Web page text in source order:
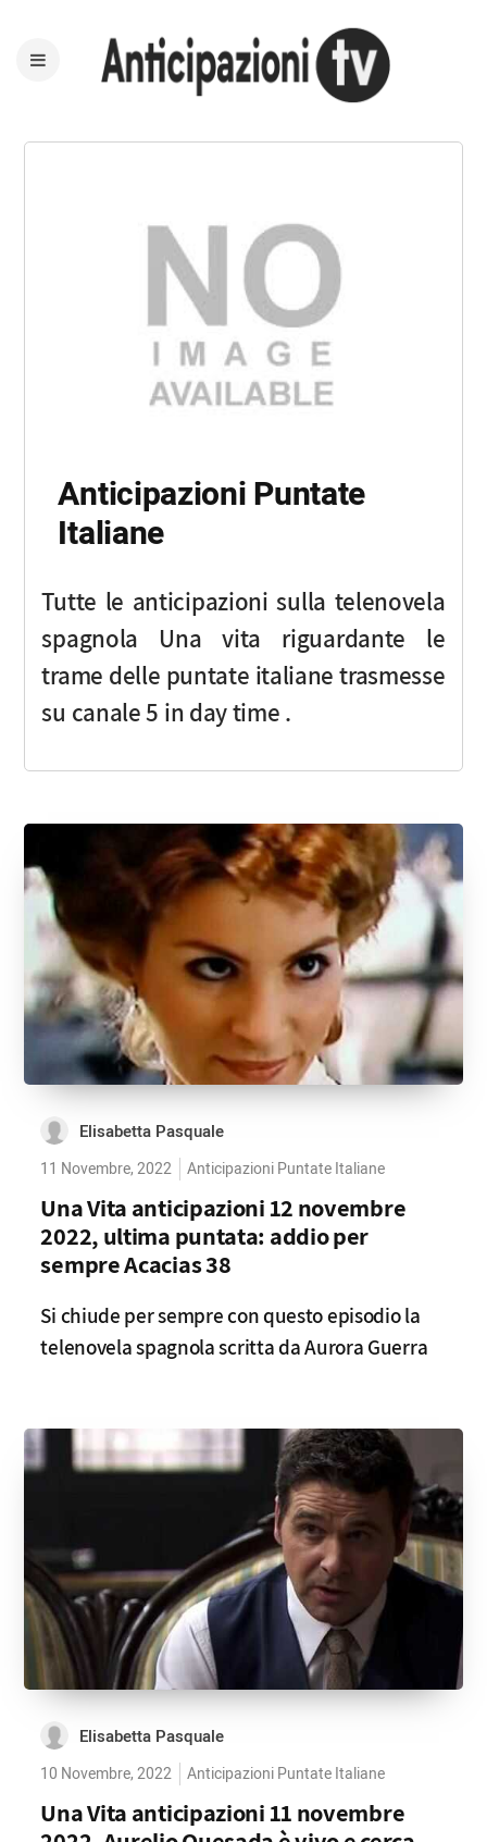
Anticipazioni Puntate
Italiane
Tutte le anticipazioni sulla telenovela
spagnola Una vita riguardante le
trame delle puntate italiane trasmesse
su canale 5 in day time .
Elisabetta Pasquale
11 Novembre, 2022 Anticipazioni Puntate Italiane
Una Vita anticipazioni 12 novembre
2022, ultima puntata: addio per
sempre Acacias 38
Si chiude per sempre con questo episodio la
telenovela spagnola scritta da Aurora Guerra
Elisabetta Pasquale
10 Novembre, 2022 Anticipazioni Puntate Italiane
Una Vita anticipazioni 11 novembre